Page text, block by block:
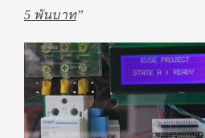
5 พันบาท”